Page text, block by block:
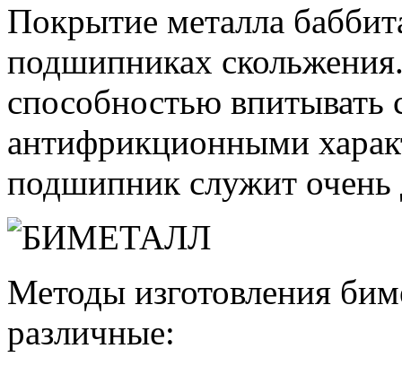
Покрытие металла
подшипниках
способностью впитывать
антифрикционными
подшипник служит очень
Методы изготовления
различные: